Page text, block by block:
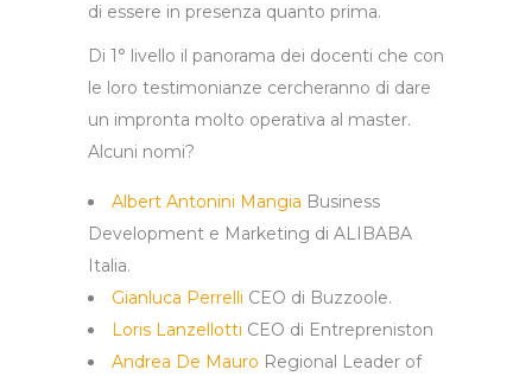
di essere in presenza quanto prima.
Di 1° livello il panorama dei docenti che con
le loro testimonianze cercheranno di dare
un impronta molto operativa al master.
Alcuni nomi?
Albert Antonini Mangia Business
Development e Marketing di ALIBABA
Italia.
Gianluca Perrelli CEO di Buzzoole.
Loris Lanzellotti CEO di Entrepreniston
Andrea De Mauro Regional Leader of